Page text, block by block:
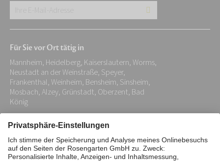
E-
Adresse:
*
Für Sie vor Ort tätig in
Mannheim, Heidelberg, Kaiserslautern, Worms,
Neustadt an der Weinstraße, Speyer,
Frankenthal, Weinheim, Bensheim, Sinsheim,
Mosbach, Alzey, Grünstadt, Oberzent, Bad
König
Impressum Datenschutz
Stiftung
Interne Meldestelle
Zahlungsmittel